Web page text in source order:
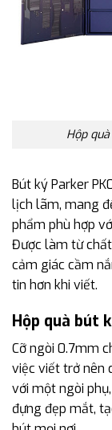
Hộp
Bút ký Parker
lịch lãm, mang
phẩm phù hợp
Được làm từ
cảm giác cầm
tin hơn khi viết.
Hộp quà bút
Cỡ ngòi 0.7mm
việc viết trở nên
với một ngòi
đựng đẹp mắt,